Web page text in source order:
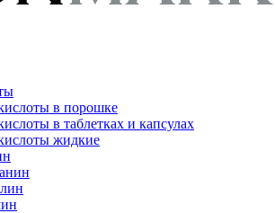
в порошке
в таблетках и капсулах
жидкие